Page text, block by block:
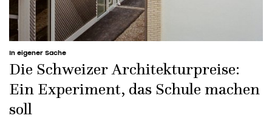
In eigener Sache
Die Schweizer Architekturpreise:
Ein Experiment, das Schule machen
soll